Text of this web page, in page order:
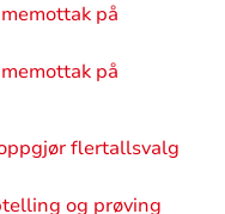
på
på
flertallsvalg
og prøving